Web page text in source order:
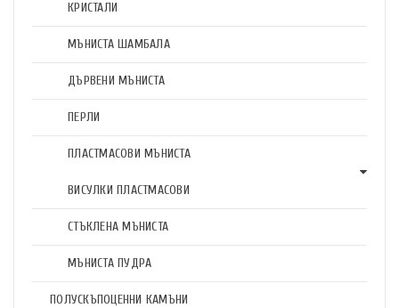
КРИСТАЛИ
МЪНИСТА ШАМБАЛА
ДЪРВЕНИ МЪНИСТА
ПЕРЛИ
ПЛАСТМАСОВИ МЪНИСТА
ВИСУЛКИ ПЛАСТМАСОВИ
СТЪКЛЕНА МЪНИСТА
МЪНИСТА ПУДРА
ПОЛУСКЪПОЦЕННИ КАМЪНИ